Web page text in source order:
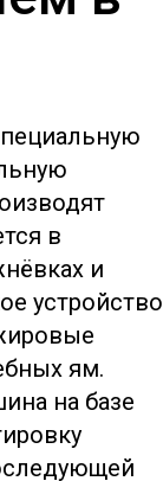
в
и
устройство
ям.
на базе